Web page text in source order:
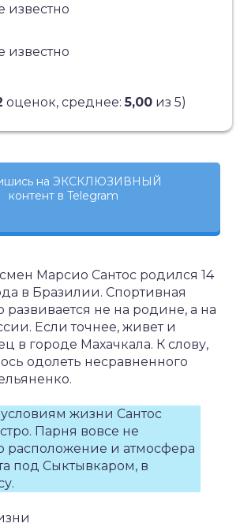
известно
известно
оценок, среднее:5,00из 5)
на ЭКСКЛЮЗИВНЫЙ
контент в Telegram
Марсио Сантос родился 14
в Бразилии. Спортивная
не на родине, а на
Если точнее, живет и
в городе Махачкала. К слову,
одолеть несравненного
жизни Сантос
Парня вовсе не
расположение и атмосфера
под Сыктывкаром, в